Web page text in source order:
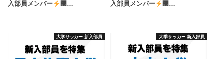
入部員メンバー
࿠…
入部員メンバー
࿠…
大学サッカー 新入部員 大学サッカー 新入部員